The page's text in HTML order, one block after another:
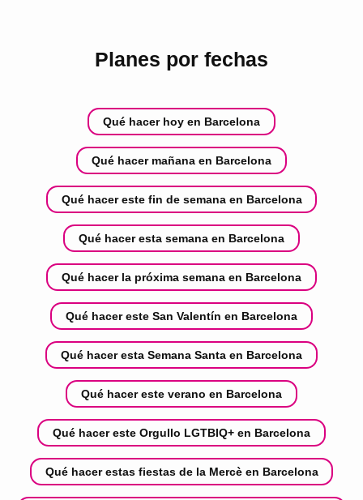
Planes por fechas
Qué hacer hoy en Barcelona
Qué hacer mañana en Barcelona
Qué hacer este fin de semana en Barcelona
Qué hacer esta semana en Barcelona
Qué hacer la próxima semana en Barcelona
Qué hacer este San Valentín en Barcelona
Qué hacer esta Semana Santa en Barcelona
Qué hacer este verano en Barcelona
Qué hacer este Orgullo LGTBIQ+ en Barcelona
Qué hacer estas fiestas de la Mercè en Barcelona